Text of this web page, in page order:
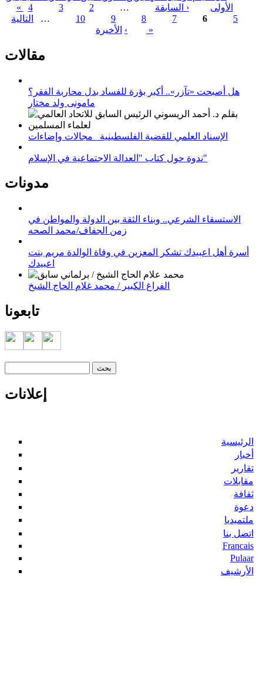
الصفحات
« الأولى ‹ السابقة …
2
3
4
5
6
7
8
9
10
…
التالية
›
الأخيرة »
مقالات
هل أصبحت «تآزر».. أكبر بؤرة للفساد بدل محاربة الفقر؟
مامونى ولد مختار
الإسناد العلمي للقضية الفلسطينية_ مجالات وإضاءات
ندوة حول كتاب "العدالة الاجتماعية في الإسلام"
مدونات
الاستسقاء الشرعي.. وبناء الثقة بين الدولة والمواطن في
زمن الجفاف/محمد الصحه
أسرة أهل اعبيدك تشكر المعزين في وفاة الوالدة مريم بنت
اعبيدك
الفراغ الكبير / محمد غلام الحاج الشيخ
تابعونا
إعلانات
الرئيسية
أخبار
تقارير
مقابلات
ثقافة
دعوة
ملتميديا
اتصل بنا
Francais
Pulaar
الأرشيف